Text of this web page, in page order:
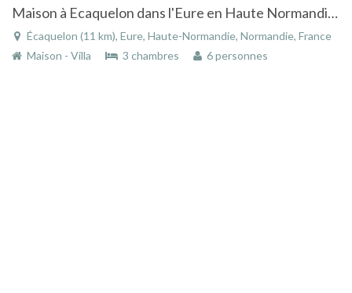
Maison à Ecaquelon dans l'Eure en Haute Normandie avec piscine et sauna
Écaquelon (11 km), Eure, Haute-Normandie, Normandie, France
Maison - Villa
3 chambres 6 personnes